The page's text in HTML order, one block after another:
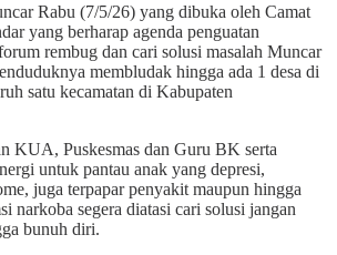
Rabu (7/5/26) yang dibuka oleh Camat
yang berharap agenda penguatan
rembug dan cari solusi masalah Muncar
membludak hingga ada 1 desa di
satu kecamatan di Kabupaten
KUA, Puskesmas dan Guru BK serta
untuk pantau anak yang depresi,
juga terpapar penyakit maupun hingga
narkoba segera diatasi cari solusi jangan
bunuh diri.